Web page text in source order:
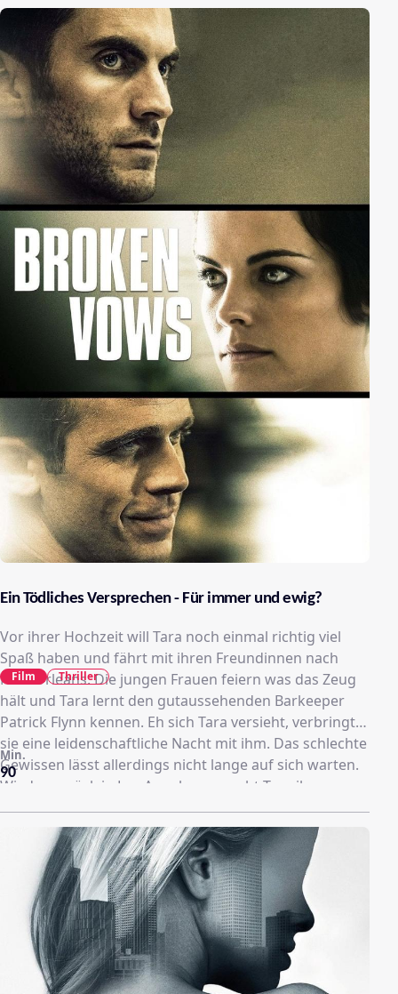
Ein Tödliches Versprechen - Für immer und ewig?
Vor ihrer Hochzeit will Tara noch einmal richtig viel
Spaß haben und fährt mit ihren Freundinnen nach
New Orleans. Die jungen Frauen feiern was das Zeug
hält und Tara lernt den gutaussehenden Barkeeper
Patrick Flynn kennen. Eh sich Tara versieht, verbringt
sie eine leidenschaftliche Nacht mit ihm. Das schlechte
Gewissen lässt allerdings nicht lange auf sich warten.
Wieder zurück in Los Angeles versucht Tara ihren
Seitensprung zu vergessen und stürzt sich in die
Vorbereitungen für ihre Hochzeit. Als plötzlich Patrick
vor der Tür steht, beginnt Tara zu begreifen, dass es
für ihn kein einfacher One-Night-Stand war. Als sich
der Barkeeper nicht abwimmeln lässt und Tara mehr
und mehr bedrängt, beginnt sich die Braut zu fürchten
90
Min.
Film Thriller